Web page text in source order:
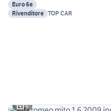
Euro 6e
Rivenditore TOP CAR
6